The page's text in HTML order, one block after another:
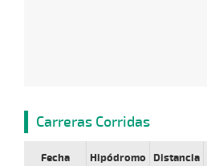
Carreras Corridas
Fecha Hipódromo Distancia